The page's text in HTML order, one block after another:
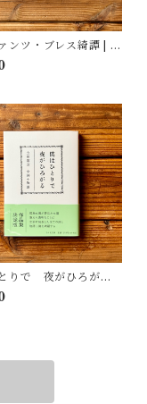
ンツ・ブレス綺譚 | 吉
りで 夜がひろがる
全詩＋物語｜立原
田 淳子(編)